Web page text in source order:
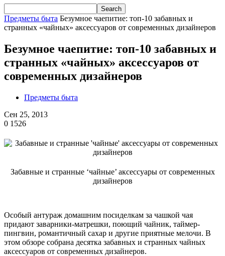
Предметы быта Безумное чаепитие: топ-10 забавных и
странных «чайных» аксессуаров от современных дизайнеров
Безумное чаепитие: топ-10 забавных и
странных «чайных» аксессуаров от
современных дизайнеров
Предметы быта
Сен 25, 2013
0 1526
Забавные и странные ‘чайные’ аксессуары от современных
дизайнеров
Особый антураж домашним посиделкам за чашкой чая
придают заварники-матрешки, поющий чайник, таймер-
пингвин, романтичный сахар и другие приятные мелочи. В
этом обзоре собрана десятка забавных и странных чайных
аксессуаров от современных дизайнеров.